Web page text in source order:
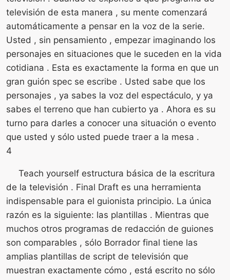
televisión de esta manera , su mente comenzará
automáticamente a pensar en la voz de la serie.
Usted , sin pensamiento , empezar imaginando los
personajes en situaciones que le suceden en la vida
cotidiana . Esta es exactamente la forma en que un
gran guión spec se escribe . Usted sabe que los
personajes , ya sabes la voz del espectáculo, y ya
sabes el terreno que han cubierto ya . Ahora es su
turno para darles a conocer una situación o evento
que usted y sólo usted puede traer a la mesa .
4
Teach yourself estructura básica de la escritura
de la televisión . Final Draft es una herramienta
indispensable para el guionista principio. La única
razón es la siguiente: las plantillas . Mientras que
muchos otros programas de redacción de guiones
son comparables , sólo Borrador final tiene las
amplias plantillas de script de televisión que
muestran exactamente cómo , está escrito no sólo